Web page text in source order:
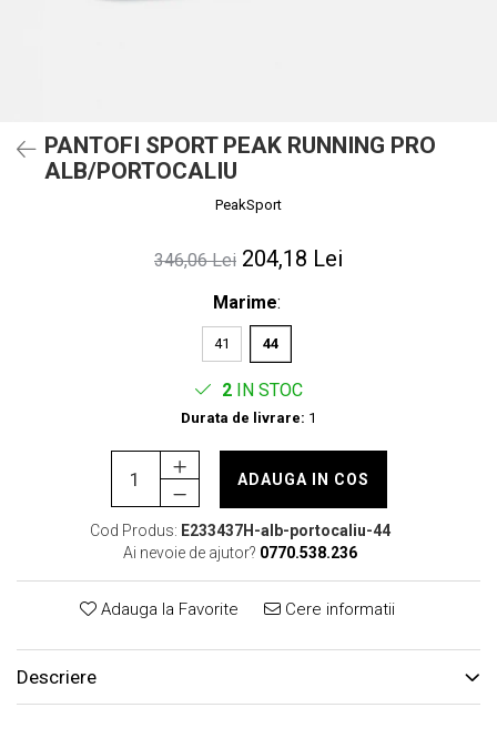
PANTOFI SPORT PEAK RUNNING PRO
ALB/PORTOCALIU
PeakSport
346,06 Lei 204,18 Lei
Marime:
41 44
2 IN STOC
Durata de livrare: 1
ADAUGA IN COS
Cod Produs: E233437H-alb-portocaliu-44
Ai nevoie de ajutor? 0770.538.236
Adauga la Favorite Cere informatii
Descriere